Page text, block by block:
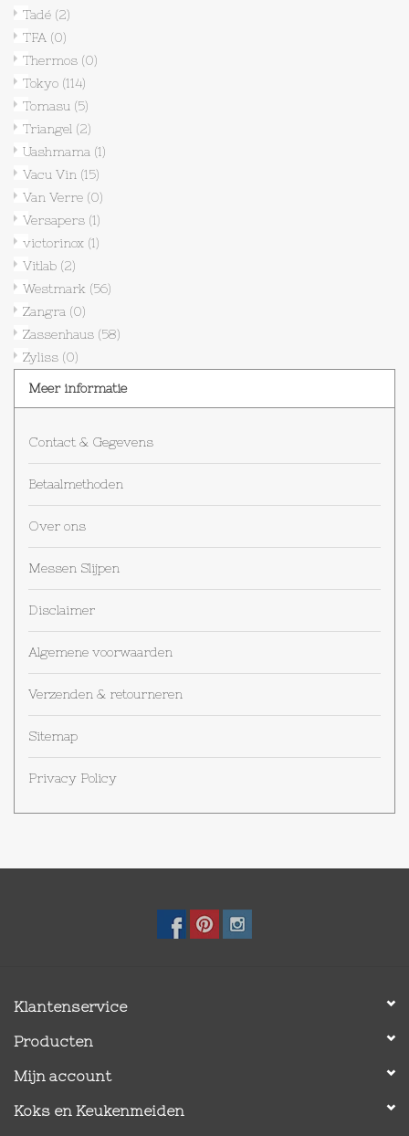
Tadé (2)
TFA (0)
Thermos (0)
Tokyo (114)
Tomasu (5)
Triangel (2)
Uashmama (1)
Vacu Vin (15)
Van Verre (0)
Versapers (1)
victorinox (1)
Vitlab (2)
Westmark (56)
Zangra (0)
Zassenhaus (58)
Zyliss (0)
Meer informatie
Contact & Gegevens
Betaalmethoden
Over ons
Messen Slijpen
Disclaimer
Algemene voorwaarden
Verzenden & retourneren
Sitemap
Privacy Policy
Klantenservice
Producten
Mijn account
Koks en Keukenmeiden